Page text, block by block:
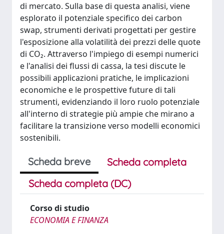
di mercato. Sulla base di questa analisi, viene
esplorato il potenziale specifico dei carbon
swap, strumenti derivati progettati per gestire
l'esposizione alla volatilità dei prezzi delle quote
di CO₂. Attraverso l'impiego di esempi numerici
e l'analisi dei flussi di cassa, la tesi discute le
possibili applicazioni pratiche, le implicazioni
economiche e le prospettive future di tali
strumenti, evidenziando il loro ruolo potenziale
all'interno di strategie più ampie che mirano a
facilitare la transizione verso modelli economici
sostenibili.
Scheda breve
Scheda completa
Scheda completa (DC)
Corso di studio
ECONOMIA E FINANZA